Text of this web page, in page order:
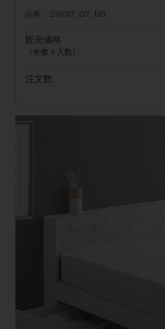
品番 134067_GY_MB
販売価格
（単価 × 入数）
注文数